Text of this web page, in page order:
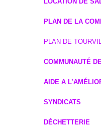
PLAN DE LA
PLAN DE
COMMUNAUTÉ
AIDE A
SYNDICATS
DÉCHETTERIE